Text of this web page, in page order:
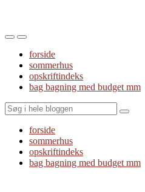
Toggle
mobile
menu
Toggle
the
search
field
forside
sommerhus
opskriftindeks
bag bagning med budget mm
Search
forside
sommerhus
opskriftindeks
bag bagning med budget mm